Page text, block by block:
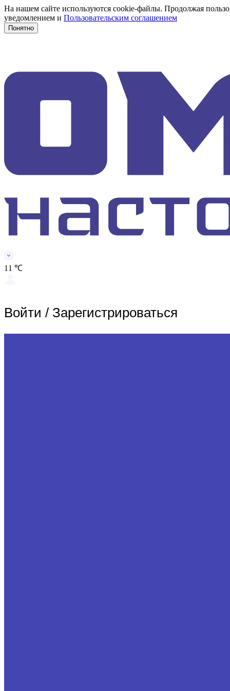
На нашем сайте используются cookie-файлы. Продолжая
уведомлением и Пользовательским соглашением
Понятно
11 ℃
Войти / Зарегистрироваться